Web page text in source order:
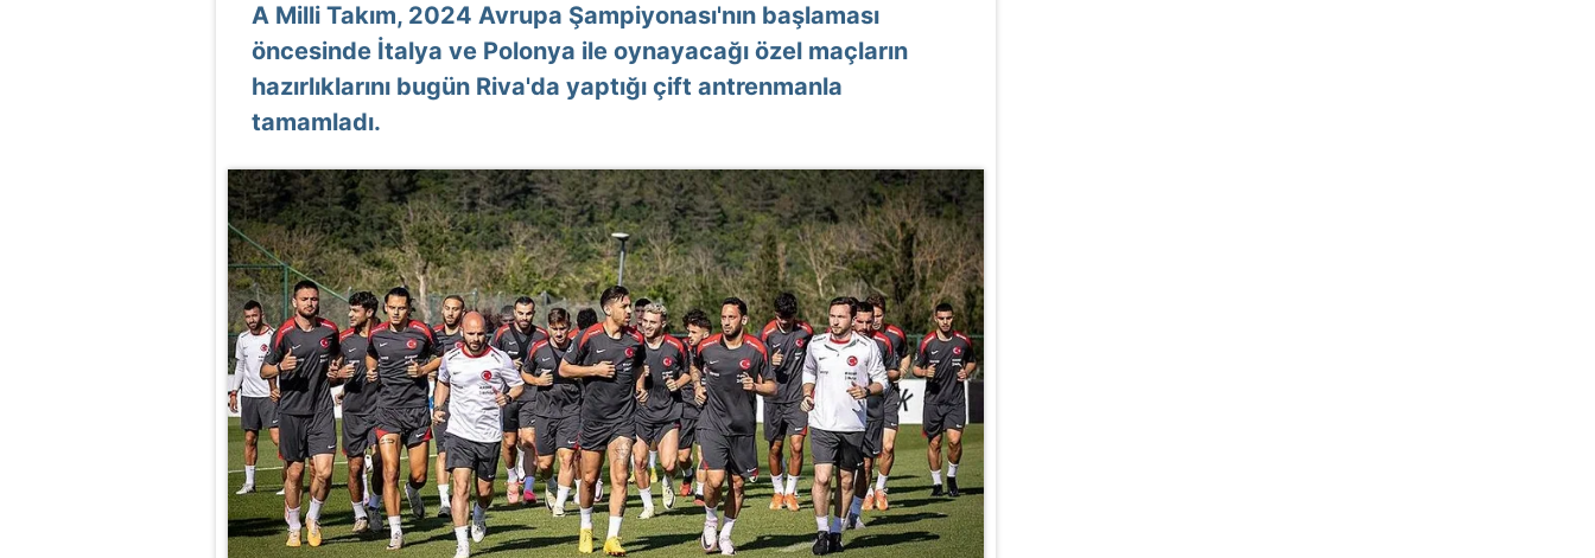
A Milli Takım, 2024 Avrupa Şampiyonası'nın başlaması
öncesinde İtalya ve Polonya ile oynayacağı özel maçların
hazırlıklarını bugün Riva'da yaptığı çift antrenmanla
tamamladı.